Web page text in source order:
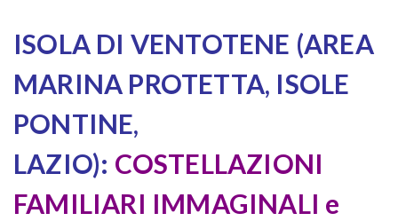
ISOLA DI VENTOTENE (AREA
MARINA PROTETTA, ISOLE
PONTINE,
LAZIO): COSTELLAZIONI
FAMILIARI IMMAGINALI e